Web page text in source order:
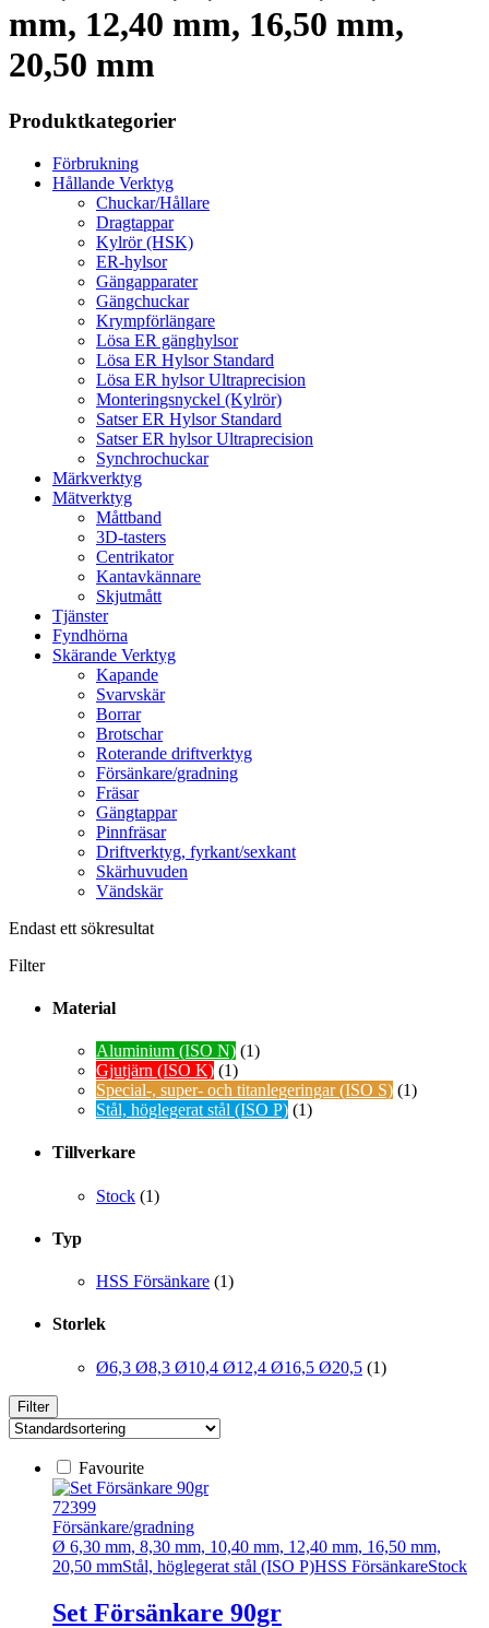
mm, 12,40 mm, 16,50 mm,
20,50 mm
Produktkategorier
Förbrukning
Hållande Verktyg
Chuckar/Hållare
Dragtappar
Kylrör (HSK)
ER-hylsor
Gängapparater
Gängchuckar
Krympförlängare
Lösa ER gänghylsor
Lösa ER Hylsor Standard
Lösa ER hylsor Ultraprecision
Monteringsnyckel (Kylrör)
Satser ER Hylsor Standard
Satser ER hylsor Ultraprecision
Synchrochuckar
Märkverktyg
Mätverktyg
Måttband
3D-tasters
Centrikator
Kantavkännare
Skjutmått
Tjänster
Fyndhörna
Skärande Verktyg
Kapande
Svarvskär
Borrar
Brotschar
Roterande driftverktyg
Försänkare/gradning
Fräsar
Gängtappar
Pinnfräsar
Driftverktyg, fyrkant/sexkant
Skärhuvuden
Vändskär
Endast ett sökresultat
Filter
Material
Aluminium (ISO N) (1)
Gjutjärn (ISO K) (1)
Special-, super- och titanlegeringar (ISO S) (1)
Stål, höglegerat stål (ISO P) (1)
Tillverkare
Stock (1)
Typ
HSS Försänkare (1)
Storlek
Ø6,3 Ø8,3 Ø10,4 Ø12,4 Ø16,5 Ø20,5 (1)
Filter
Favourite
72399
Försänkare/gradning
Ø 6,30 mm, 8,30 mm, 10,40 mm, 12,40 mm, 16,50 mm,
20,50 mmStål, höglegerat stål (ISO P)HSS FörsänkareStock
Set Försänkare 90gr